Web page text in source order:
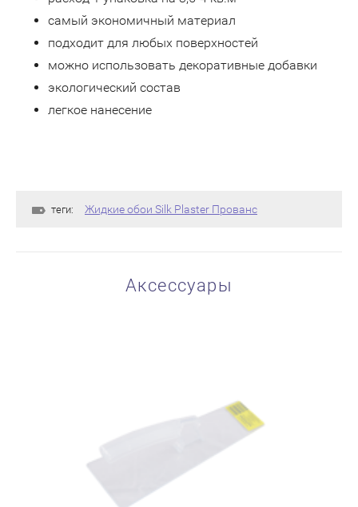
самый экономичный материал
подходит для любых поверхностей
можно использовать декоративные добавки
экологический состав
легкое нанесение
теги: Жидкие обои Silk Plaster Прованс
Аксессуары